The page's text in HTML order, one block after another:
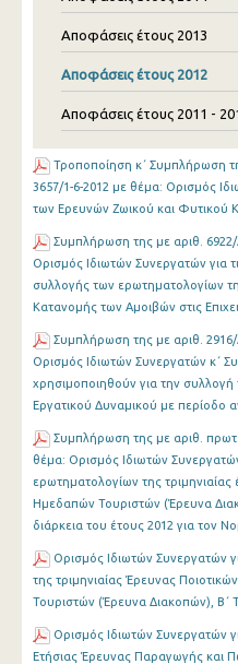
Αποφάσεις έτους 2013
Αποφάσεις έτους 2012
Αποφάσεις έτους 2011 -
Τροποποίηση κ΄ Συμπλήρωση
3657/1-6-2012 με θέμα: Ορισμός
των Ερευνών Ζωικού και Φυτικού
Συμπλήρωση της με αριθ.
Ορισμός Ιδιωτών Συνεργατών για
συλλογής των ερωτηματολογίων
Κατανομής των Αμοιβών στις
Συμπλήρωση της με αριθ.
Ορισμός Ιδιωτών Συνεργατών κ΄
χρησιμοποιηθούν για την
Εργατικού Δυναμικού με περίοδο
Συμπλήρωση της με αριθ.
θέμα: Oρισμός Ιδιωτών
ερωτηματολογίων της
Ημεδαπών Τουριστών (Έρευνα
διάρκεια του έτους 2012 για τον
Ορισμός Ιδιωτών Συνεργατών
της τριμηνιαίας Έρευνας
Τουριστών (Έρευνα Διακοπών), B΄
Ορισμός Ιδιωτών Συνεργατών
Ετήσιας Έρευνας Παραγωγής και